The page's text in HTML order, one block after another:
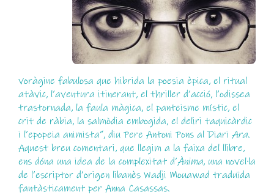
voràgine fabulosa que hibrida la poesia èpica, el ritual
atàvic, l’aventura itinerant, el thriller d’acció, l’odissea
trastornada, la faula màgica, el panteisme místic, el
crit de ràbia, la salmòdia embogida, el deliri taquicàrdic
i l’epopeia animista”, diu Pere Antoni Pons al Diari Ara.
Aquest breu comentari, que llegim a la faixa del llibre,
ens dóna una idea de la complexitat d’Ànima, una novel·la
de l’escriptor d’origen libanès Wadji Mouawad traduïda
fantàsticament per Anna Casassas.